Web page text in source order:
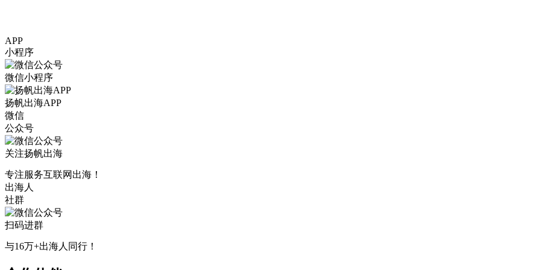
APP
小程序
微信小程序
扬帆出海APP
微信
公众号
关注扬帆出海
专注服务互联网出海！
出海人
社群
扫码进群
与16万+出海人同行！